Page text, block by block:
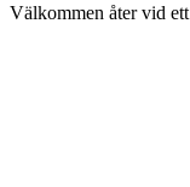
Välkommen åter vid